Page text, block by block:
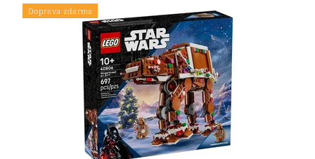
Doprava zdarma